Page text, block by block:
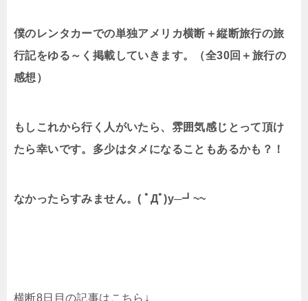
僕のレンタカーでの単独アメリカ横断＋縦断旅行の旅
行記をゆる～く掲載していきます。（全30回＋旅行の
感想）
もしこれから行く人がいたら、雰囲気感じとって頂け
たら幸いです。多少はタメになることもあるかも？！
なかったらすみません。( ﾟДﾟ)y─┛~~
横断8日目の記事はこちら↓